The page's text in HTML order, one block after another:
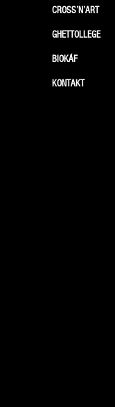
CROSS’N’ART
GHETTOLLEGE
BIOKÁF
KONTAKT